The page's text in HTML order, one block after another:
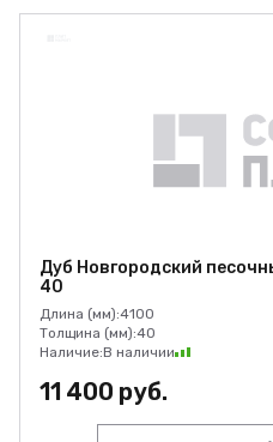
Дуб Новгородский
40
Длина (мм):4100
Толщина (мм):40
Наличие:В наличии
11 400 руб.